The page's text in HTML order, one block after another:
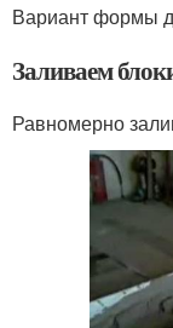
Вариант формы
Заливаем
Равномерно